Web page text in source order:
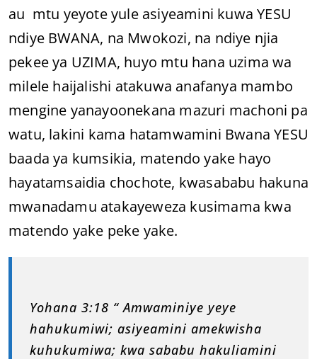
au mtu yeyote yule asiyeamini kuwa YESU
ndiye BWANA, na Mwokozi, na ndiye njia
pekee ya UZIMA, huyo mtu hana uzima wa
milele haijalishi atakuwa anafanya mambo
mengine yanayoonekana mazuri machoni pa
watu, lakini kama hatamwamini Bwana YESU
baada ya kumsikia, matendo yake hayo
hayatamsaidia chochote, kwasababu hakuna
mwanadamu atakayeweza kusimama kwa
matendo yake peke yake.
Yohana 3:18 “ Amwaminiye yeye
hahukumiwi; asiyeamini amekwisha
kuhukumiwa; kwa sababu hakuliamini